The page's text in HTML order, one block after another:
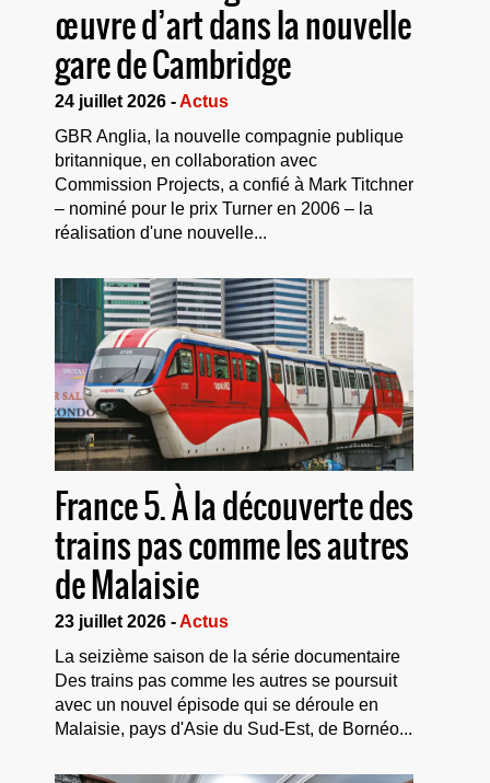
œuvre d’art dans la nouvelle
gare de Cambridge
24 juillet 2026 -Actus
GBR Anglia, la nouvelle compagnie publique
britannique, en collaboration avec
Commission Projects, a confié à Mark Titchner
– nominé pour le prix Turner en 2006 – la
réalisation d'une nouvelle...
France 5. À la découverte des
trains pas comme les autres
de Malaisie
23 juillet 2026 -Actus
La seizième saison de la série documentaire
Des trains pas comme les autres se poursuit
avec un nouvel épisode qui se déroule en
Malaisie, pays d'Asie du Sud-Est, de Bornéo...